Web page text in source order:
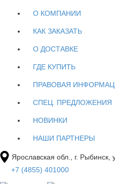
О КОМПАНИИ
КАК ЗАКАЗАТЬ
О ДОСТАВКЕ
ГДЕ КУПИТЬ
ПРАВОВАЯ
СПЕЦ. ПРЕДЛОЖЕНИЯ
НОВИНКИ
НАШИ ПАРТНЕРЫ
Ярославская обл., г.
+7 (4855) 401000